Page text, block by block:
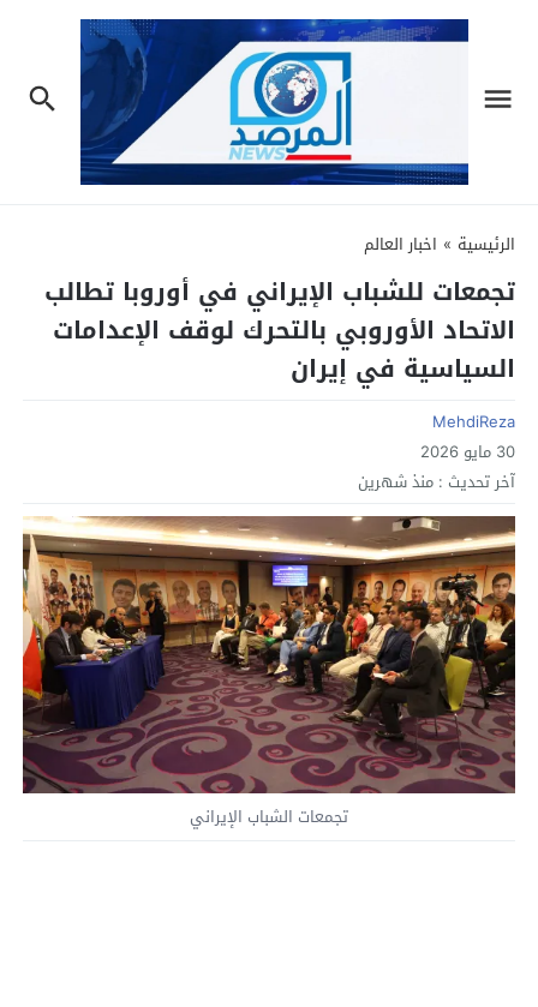
الرئيسية » اخبار العالم
تجمعات للشباب الإيراني في أوروبا تطالب
الاتحاد الأوروبي بالتحرك لوقف الإعدامات
السياسية في إيران
MehdiReza
30 مايو 2026
آخر تحديث : منذ شهرين
تجمعات الشباب الإيراني